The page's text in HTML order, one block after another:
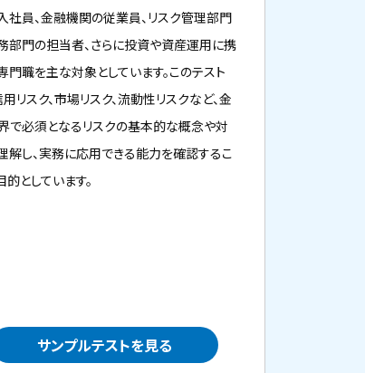
社員、金融機関の従業員、リスク管理部門
部門の担当者、さらに投資や資産運用に携
門職を主な対象としています。このテスト
用リスク、市場リスク、流動性リスクなど、金
で必須となるリスクの基本的な概念や対
解し、実務に応用できる能力を確認するこ
的としています。
サンプルテストを見る